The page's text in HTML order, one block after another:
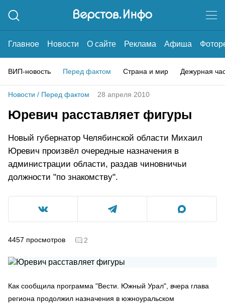
Главное Новости О сайте Реклама Афиша
ВИП-новость Перед фактом Страна и мир Дежурная
Новости / Перед фактом 28 апреля 2010
Юревич расставляет фигуры
Новый губернатор Челябинской области Михаил
Юревич произвёл очередные назначения в
администрации области, раздав чиновничьи
должности "по знакомству".
4457 просмотров 2
Как сообщила программа "Вести. Южный Урал", вчера глава
региона продолжил назначения в южноуральском